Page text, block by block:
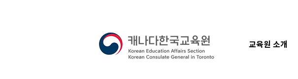
교육원 소개